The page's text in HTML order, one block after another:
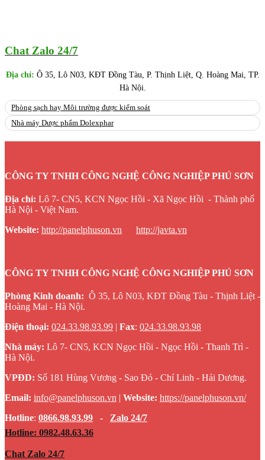
Chat Zalo 24/7
Địa chỉ: Ô 35, Lô N03, KĐT Đồng Tàu, P. Thịnh Liệt, Q. Hoàng Mai, TP.
Hà Nội.
Phòng sạch hay Môi trường được kiểm soát
Nhà máy Dược phẩm Dolexphar
CÔNG TY TNHH CÔNG NGHỆ CÔNG NGHIỆP PHÚ SƠN
Địa chỉ: Lô 7- CN5, KCN Ngọc Hồi - Xã Ngọc Hồi - Thành phố
Hà Nội - Việt Nam.
Website: http://panelphuson.vn http://javta.vn
CÔNG TY TNHH CÔNG NGHỆ CÔNG NGHIỆP PHÚ SƠN
Phòng Kinh doanh: Ô 35, Lô N03, KĐT Đồng Tàu - Thịnh Liệt -
Hoàng Mai - Hà Nội.
Điện thoại: 024.33.98.93.99 | Fax: 024.33.98.93.98
Nhà máy: Lô 7- CN5, KCN Ngọc Hồi - Ngọc Hồi - Thanh Trì -
Hà Nội.
VPĐD: Số 181 Hùng Vương - Sao Đỏ - Chí Linh - Hải Dương.
Email: info@panelphuson.vn | Website: https://panelphuson.vn/
Hotline: 0866.98.93.99 - Zalo 24/7
Hotline: 0982.48.63.36
Chat Zalo 24/7